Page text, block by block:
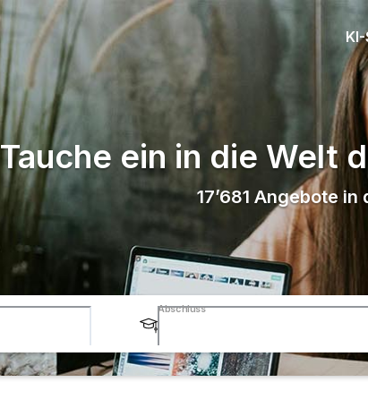
Tauche ein in die Welt
17’681 Angebote in
Abschluss